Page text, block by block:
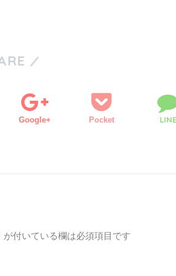
Google+ Pocket LINE
が付いている欄は必須項目です